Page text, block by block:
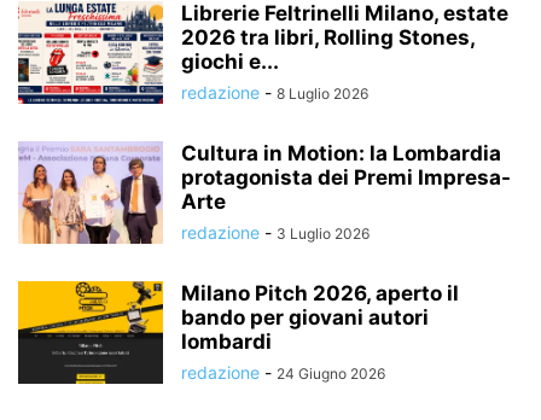
Librerie Feltrinelli Milano, estate
2026 tra libri, Rolling Stones,
giochi e...
redazione - 8 Luglio 2026
Cultura in Motion: la Lombardia
protagonista dei Premi Impresa-
Arte
redazione - 3 Luglio 2026
Milano Pitch 2026, aperto il
bando per giovani autori
lombardi
redazione - 24 Giugno 2026